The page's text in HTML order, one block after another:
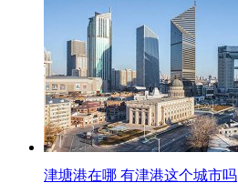
​津塘港在哪 有津港这个城市吗